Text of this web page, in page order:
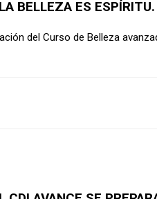
BELLEZA ES ESPÍRITU.
del Curso de Belleza